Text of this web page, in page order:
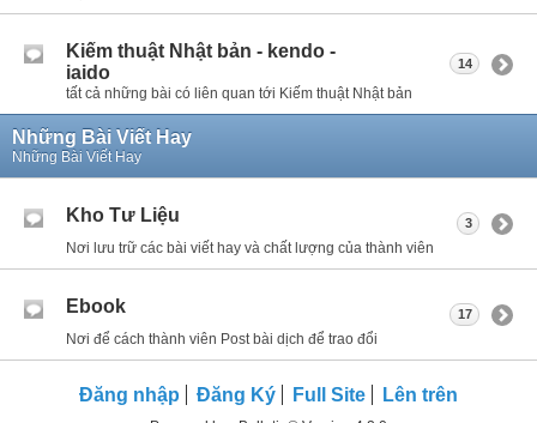
Kiếm thuật Nhật bản - kendo -
iaido
tất cả những bài có liên quan tới Kiếm thuật Nhật bản
14
Những Bài Viết Hay
Những Bài Viết Hay
Kho Tư Liệu
Nơi lưu trữ các bài viết hay và chất lượng của thành viên
3
Ebook
Nơi để cách thành viên Post bài dịch để trao đổi
17
Đăng nhập Đăng Ký Full Site Lên trên